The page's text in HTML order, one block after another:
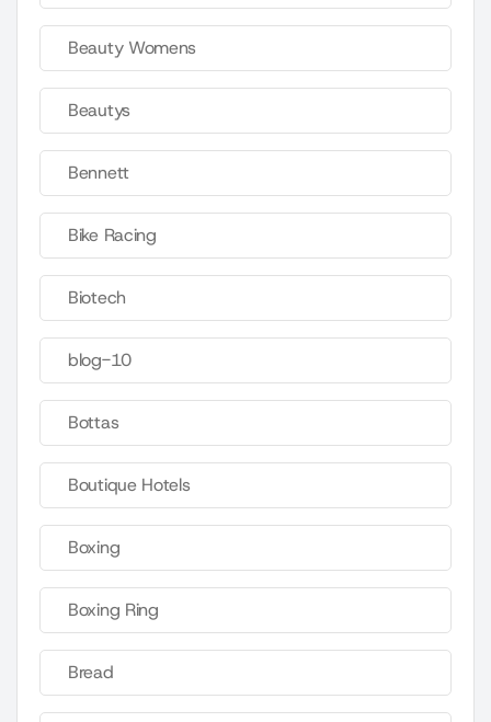
Beauty Womens
Beautys
Bennett
Bike Racing
Biotech
blog-10
Bottas
Boutique Hotels
Boxing
Boxing Ring
Bread